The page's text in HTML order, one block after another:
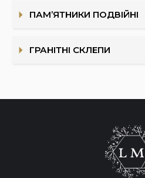
ПАМ’ЯТНИКИ ПОДВІЙНІ
ГРАНІТНІ СКЛЕПИ